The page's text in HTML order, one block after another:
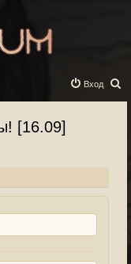
о
Вход
[16.09]